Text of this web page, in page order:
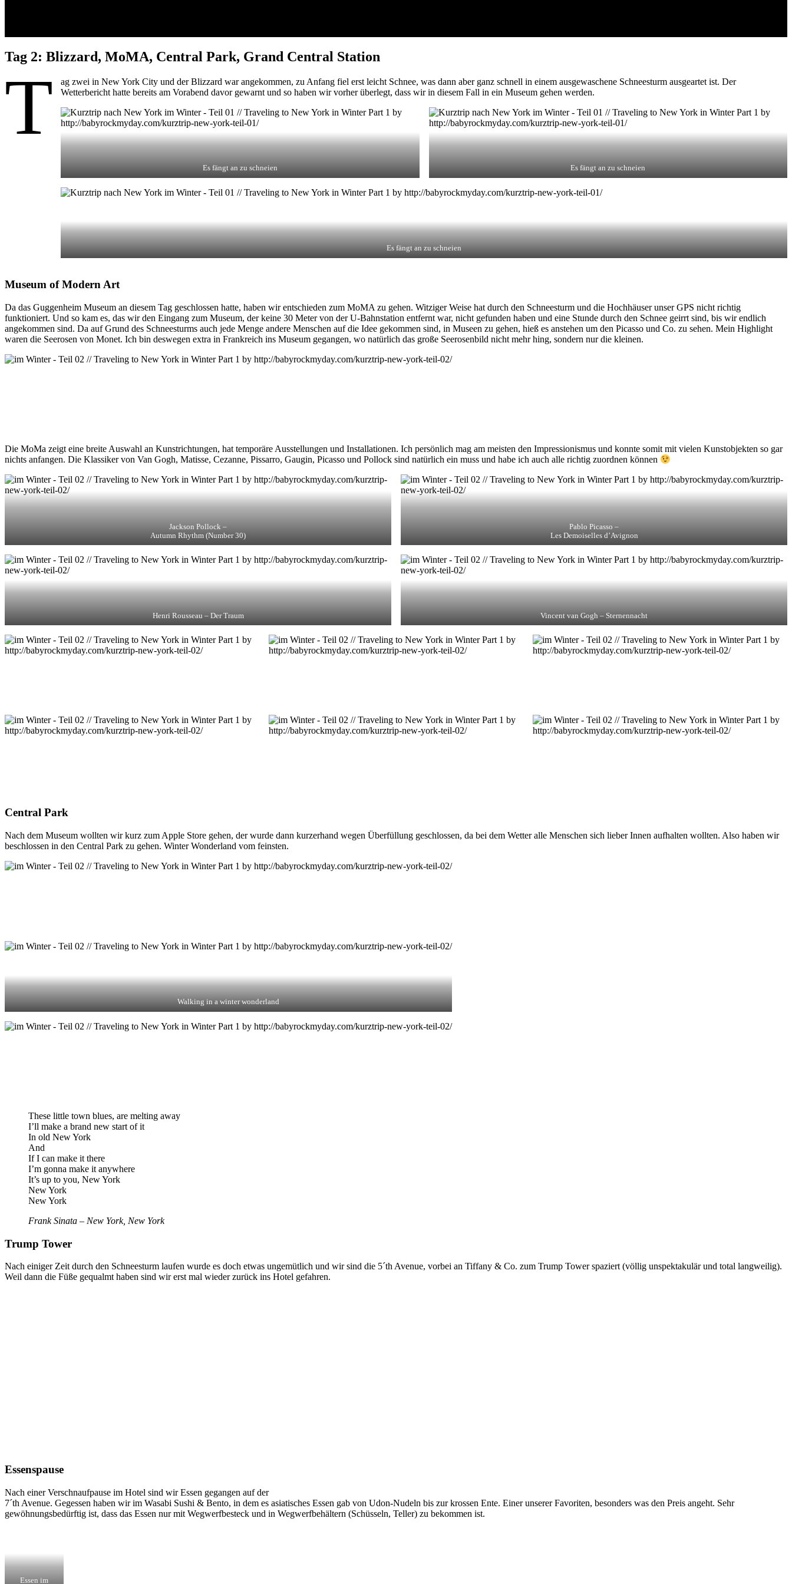
Tag 2: Blizzard, MoMA, Central Park, Grand Central Station
T
ag zwei in New York City und der Blizzard war angekommen, zu Anfang fiel erst leicht Schnee, was dann aber ganz schnell in einem ausgewaschene Schneesturm ausgeartet ist. Der
Wetterbericht hatte bereits am Vorabend davor gewarnt und so haben wir vorher überlegt, dass wir in diesem Fall in ein Museum gehen werden.
Es fängt an zu schneien Es fängt an zu schneien
Es fängt an zu schneien
Museum of Modern Art
Da das Guggenheim Museum an diesem Tag geschlossen hatte, haben wir entschieden zum MoMA zu gehen. Witziger Weise hat durch den Schneesturm und die Hochhäuser unser GPS nicht richtig
funktioniert. Und so kam es, das wir den Eingang zum Museum, der keine 30 Meter von der U-Bahnstation entfernt war, nicht gefunden haben und eine Stunde durch den Schnee geirrt sind, bis wir endlich
angekommen sind. Da auf Grund des Schneesturms auch jede Menge andere Menschen auf die Idee gekommen sind, in Museen zu gehen, hieß es anstehen um den Picasso und Co. zu sehen. Mein Highlight
waren die Seerosen von Monet. Ich bin deswegen extra in Frankreich ins Museum gegangen, wo natürlich das große Seerosenbild nicht mehr hing, sondern nur die kleinen.
Die MoMa zeigt eine breite Auswahl an Kunstrichtungen, hat temporäre Ausstellungen und Installationen. Ich persönlich mag am meisten den Impressionismus und konnte somit mit vielen Kunstobjekten so gar
nichts anfangen. Die Klassiker von Van Gogh, Matisse, Cezanne, Pissarro, Gaugin, Picasso und Pollock sind natürlich ein muss und habe ich auch alle richtig zuordnen können
Jackson Pollock –
Autumn Rhythm (Number 30)
Pablo Picasso –
Les Demoiselles d’Avignon
Henri Rousseau – Der Traum Vincent van Gogh – Sternennacht
Central Park
Nach dem Museum wollten wir kurz zum Apple Store gehen, der wurde dann kurzerhand wegen Überfüllung geschlossen, da bei dem Wetter alle Menschen sich lieber Innen aufhalten wollten. Also haben wir
beschlossen in den Central Park zu gehen. Winter Wonderland vom feinsten.
Walking in a winter wonderland
These little town blues, are melting away
I’ll make a brand new start of it
In old New York
And
If I can make it there
I’m gonna make it anywhere
It’s up to you, New York
New York
New York
Frank Sinata – New York, New York
Trump Tower
Nach einiger Zeit durch den Schneesturm laufen wurde es doch etwas ungemütlich und wir sind die 5´th Avenue, vorbei an Tiffany & Co. zum Trump Tower spaziert (völlig unspektakulär und total langweilig).
Weil dann die Füße gequalmt haben sind wir erst mal wieder zurück ins Hotel gefahren.
Essenspause
Nach einer Verschnaufpause im Hotel sind wir Essen gegangen auf der
7´th Avenue. Gegessen haben wir im Wasabi Sushi & Bento, in dem es asiatisches Essen gab von Udon-Nudeln bis zur krossen Ente. Einer unserer Favoriten, besonders was den Preis angeht. Sehr
gewöhnungsbedürftig ist, dass das Essen nur mit Wegwerfbesteck und in Wegwerfbehältern (Schüsseln, Teller) zu bekommen ist.
Essen im